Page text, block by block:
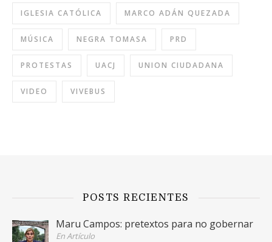
IGLESIA CATÓLICA MARCO ADÁN QUEZADA
MÚSICA NEGRA TOMASA PRD
PROTESTAS UACJ UNION CIUDADANA
VIDEO VIVEBUS
POSTS RECIENTES
Maru Campos: pretextos para no gobernar
En Artículo